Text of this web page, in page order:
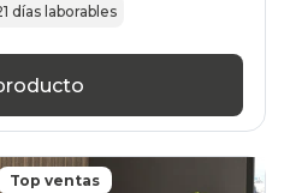
días laborables
Top ventas